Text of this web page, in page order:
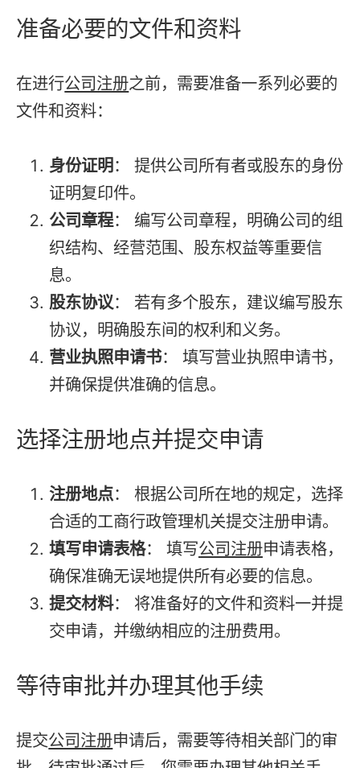
准备必要的文件和资料
在进行公司注册之前，需要准备一系列必要的
文件和资料：
身份证明 ： 提供公司所有者或股东的身份
证明复印件。
公司章程： 编写公司章程，明确公司的组
织结构、经营范围、股东权益等重要信
息。
股东协议： 若有多个股东，建议编写股东
协议，明确股东间的权利和义务。
营业执照申请书： 填写营业执照申请书，
并确保提供准确的信息。
选择注册地点并提交申请
注册地点： 根据公司所在地的规定，选择
合适的工商行政管理机关提交注册申请。
填写申请表格： 填写公司注册申请表格，
确保准确无误地提供所有必要的信息。
提交材料： 将准备好的文件和资料一并提
交申请，并缴纳相应的注册费用。
等待审批并办理其他手续
提交公司注册申请后，需要等待相关部门的审